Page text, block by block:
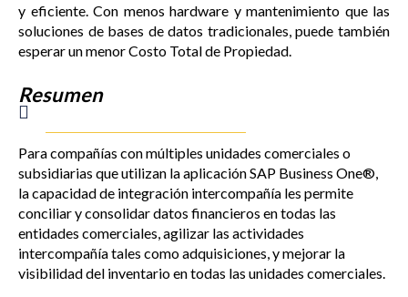
y eficiente. Con menos hardware y mantenimiento que las
soluciones de bases de datos tradicionales, puede también
esperar un menor Costo Total de Propiedad.
Resumen
Para compañías con múltiples unidades comerciales o
subsidiarias que utilizan la aplicación SAP Business One®,
la capacidad de integración intercompañía les permite
conciliar y consolidar datos financieros en todas las
entidades comerciales, agilizar las actividades
intercompañía tales como adquisiciones, y mejorar la
visibilidad del inventario en todas las unidades comerciales.